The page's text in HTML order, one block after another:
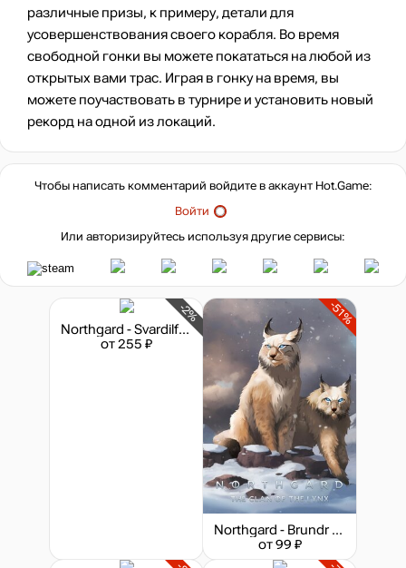
различные призы, к примеру, детали для
усовершенствования своего корабля. Во время
свободной гонки вы можете покататься на любой из
открытых вами трас. Играя в гонку на время, вы
можете поучаствовать в турнире и установить новый
рекорд на одной из локаций.
Чтобы написать комментарий войдите в аккаунт Hot.Game:
Войти
Или авторизируйтесь используя другие сервисы:
-2%
Northgard - Svardilfari, Clan of the Horse
от 255 ₽
-51%
Northgard - Brundr & Kaelinn, Clan of the Lynx
от 99 ₽